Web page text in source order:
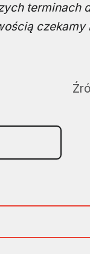
terminach
czekamy